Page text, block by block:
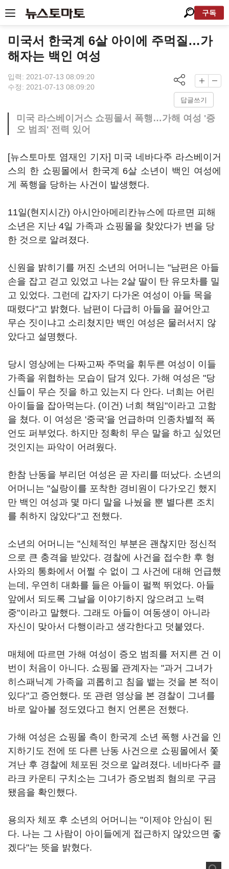
구독
미국서 한국계 6살 아이에 주먹질…가
해자는 백인 여성
입력: 2021-07-13 08:09:20
수정: 2021-07-13 08:09:20
답글쓰기
미국 라스베이거스 쇼핑몰서 폭행…가해 여성 '증
오 범죄' 전력 있어
[뉴스토마토 염재인 기자] 미국 네바다주 라스베이거
스의 한 쇼핑몰에서 한국계 6살 소년이 백인 여성에
게 폭행을 당하는 사건이 발생했다.
11일(현지시간) 아시안아메리칸뉴스에 따르면 피해
소년은 지난 4일 가족과 쇼핑몰을 찾았다가 변을 당
한 것으로 알려졌다.
신원을 밝히기를 꺼진 소년의 어머니는 "남편은 아들
손을 잡고 걷고 있었고 나는 2살 딸이 탄 유모차를 밀
고 있었다. 그런데 갑자기 다가온 여성이 아들 목을
때렸다"고 밝혔다. 남편이 다급히 아들을 끌어안고
무슨 짓이냐고 소리쳤지만 백인 여성은 물러서지 않
았다고 설명했다.
당시 영상에는 다짜고짜 주먹을 휘두른 여성이 이들
가족을 위협하는 모습이 담겨 있다. 가해 여성은 "당
신들이 무슨 짓을 하고 있는지 다 안다. 너희는 어린
아이들을 잡아먹는다. (이건) 너희 책임"이라고 고함
을 쳤다. 이 여성은 '중국'을 언급하며 인종차별적 폭
언도 퍼부었다. 하지만 정확히 무슨 말을 하고 싶었던
것인지는 파악이 어려웠다.
한참 난동을 부리던 여성은 곧 자리를 떠났다. 소년의
어머니는 "실랑이를 포착한 경비원이 다가오긴 했지
만 백인 여성과 몇 마디 말을 나눴을 뿐 별다른 조치
를 취하지 않았다"고 전했다.
소년의 어머니는 "신체적인 부분은 괜찮지만 정신적
으로 큰 충격을 받았다. 경찰에 사건을 접수한 후 형
사와의 통화에서 어쩔 수 없이 그 사건에 대해 언급했
는데, 우연히 대화를 들은 아들이 펄쩍 뛰었다. 아들
앞에서 되도록 그날을 이야기하지 않으려고 노력
중"이라고 말했다. 그래도 아들이 여동생이 아니라
자신이 맞아서 다행이라고 생각한다고 덧붙였다.
매체에 따르면 가해 여성이 증오 범죄를 저지른 건 이
번이 처음이 아니다. 쇼핑몰 관계자는 "과거 그녀가
히스패닉계 가족을 괴롭히고 침을 뱉는 것을 본 적이
있다"고 증언했다. 또 관련 영상을 본 경찰이 그녀를
바로 알아볼 정도였다고 현지 언론은 전했다.
가해 여성은 쇼핑몰 측이 한국계 소년 폭행 사건을 인
지하기도 전에 또 다른 난동 사건으로 쇼핑몰에서 쫓
겨난 후 경찰에 체포된 것으로 알려졌다. 네바다주 클
라크 카운티 구치소는 그녀가 증오범죄 혐의로 구금
됐음을 확인했다.
용의자 체포 후 소년의 어머니는 "이제야 안심이 된
다. 나는 그 사람이 아이들에게 접근하지 않았으면 좋
겠다"는 뜻을 밝혔다.